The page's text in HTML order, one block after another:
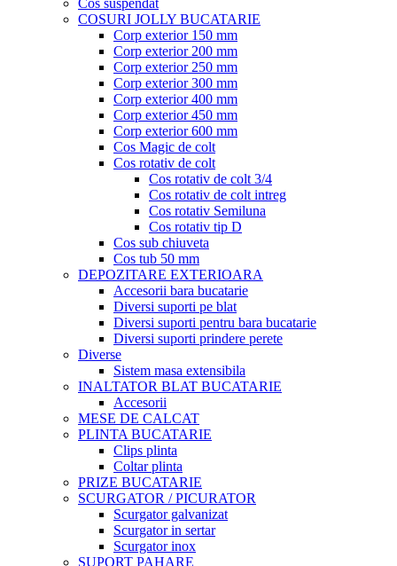
COSURI JOLLY BUCATARIE
Corp exterior 150 mm
Corp exterior 200 mm
Corp exterior 250 mm
Corp exterior 300 mm
Corp exterior 400 mm
Corp exterior 450 mm
Corp exterior 600 mm
Cos Magic de colt
Cos rotativ de colt
Cos rotativ de colt 3/4
Cos rotativ de colt intreg
Cos rotativ Semiluna
Cos rotativ tip D
Cos sub chiuveta
Cos tub 50 mm
DEPOZITARE EXTERIOARA
Accesorii bara bucatarie
Diversi suporti pe blat
Diversi suporti pentru bara bucatarie
Diversi suporti prindere perete
Diverse
Sistem masa extensibila
INALTATOR BLAT BUCATARIE
Accesorii
MESE DE CALCAT
PLINTA BUCATARIE
Clips plinta
Coltar plinta
PRIZE BUCATARIE
SCURGATOR / PICURATOR
Scurgator galvanizat
Scurgator in sertar
Scurgator inox
SUPORT PAHARE